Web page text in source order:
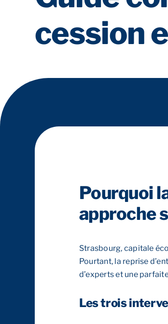
cession
Pourquoi
approche
Strasbourg, capitale
Pourtant, la reprise
d’experts et une
Les trois